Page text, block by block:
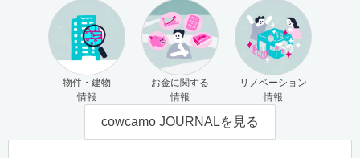
物件・建物
情報
お金に関する
情報
リノベーション
情報
cowcamo JOURNALを見る